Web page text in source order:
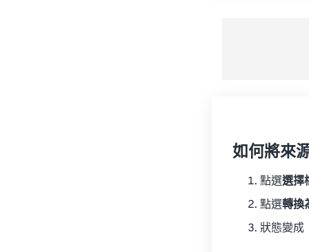
如何將來
點選選擇
點選轉換
狀態變成